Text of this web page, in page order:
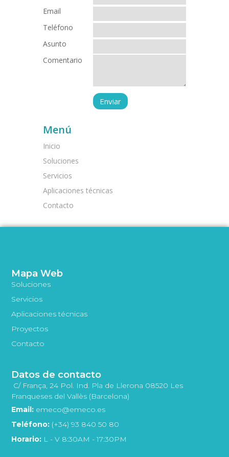
Email
Teléfono
Asunto
Comentario
Menú
Inicio
Soluciones
Servicios
Aplicaciones técnicas
Contacto
Mapa Web
Soluciones
Servicios
Aplicaciones técnicas
Proyectos
Contacto
Datos de contacto
C/ França, 24 Pol. Ind. Pla de Llerona 08520 Les
Franqueses del Vallès (Barcelona)
Email: emeco@emeco.es
Teléfono: (+34) 93 840 50 80
Horario: L - V 8:30AM - 17:30PM